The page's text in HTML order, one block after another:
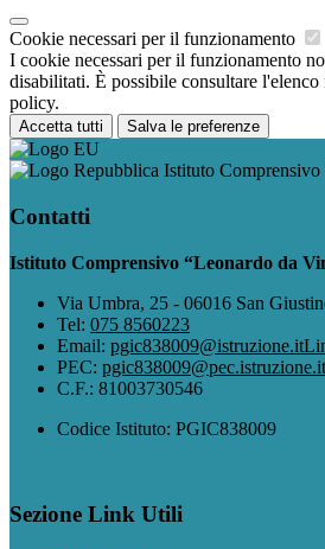
Cookie necessari per il funzionamento
I cookie necessari per il funzionamento
disabilitati. È possibile consultare
policy.
Accetta tutti Salva le preferenze
Istituto
Contatti
Istituto Comprensivo “Leonardo da
Via Umbra, 25 - 06016 San
Tel: 075 8560223
Email: pgic838009@istruzione.it
PEC: pgic838009@pec.istruzione.it
C.F.: 81003730546
Codice Istituto: PGIC838009
Sezione Link Utili